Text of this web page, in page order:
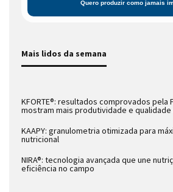
Mais lidos da semana
KFORTE®: resultados comprovados pela
mostram mais produtividade e qualidade
KAAPY: granulometria otimizada para
nutricional
NIRA®: tecnologia avançada que une
eficiência no campo